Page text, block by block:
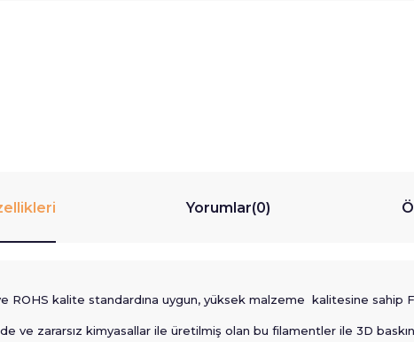
Yorumlar(0)
ROHS kalite standardına uygun, yüksek malzeme kalitesine
ve zararsız kimyasallar ile üretilmiş olan bu filamentler ile 3D